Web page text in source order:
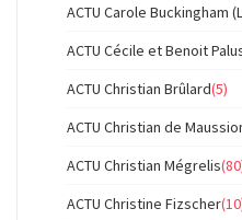
ACTU Carole Buckingham
ACTU Cécile et Benoit
ACTU Christian Brûlard(5)
ACTU Christian de
ACTU Christian Mégrelis
ACTU Christine Fizscher